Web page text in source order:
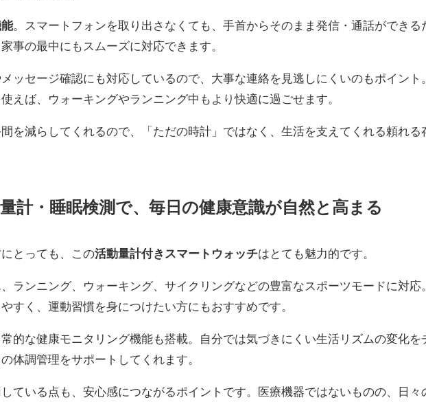
。スマートフォンを取り出さなくても、手首からそのまま発信・通話ができる
事の最中にもスムーズに対応できます。
ッセージ確認にも対応しているので、大事な連絡を見逃しにくいのもポイント
えば、ウォーキングやランニング中もより快適に過ごせます。
を減らしてくれるので、「ただの時計」ではなく、生活を支えてくれる頼れる
計・睡眠検測で、毎日の健康意識が自然と高まる
とっても、この活動量計付きスマートウォッチはとても魅力的です。
ランニング、ウォーキング、サイクリングなどの豊富なスポーツモードに対応
すく、運動習慣を身につけたい方にもおすすめです。
的な健康モニタリング機能も搭載。自分では気づきにくい生活リズムの変化を
体調管理をサポートしてくれます。
ている点も、安心感につながるポイントです。医療機器ではないものの、日々